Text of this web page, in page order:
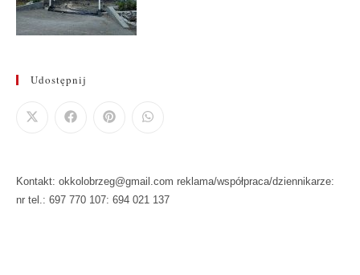
Udostępnij
Kontakt: okkolobrzeg@gmail.com reklama/współpraca/dziennikarze:
nr tel.: 697 770 107: 694 021 137